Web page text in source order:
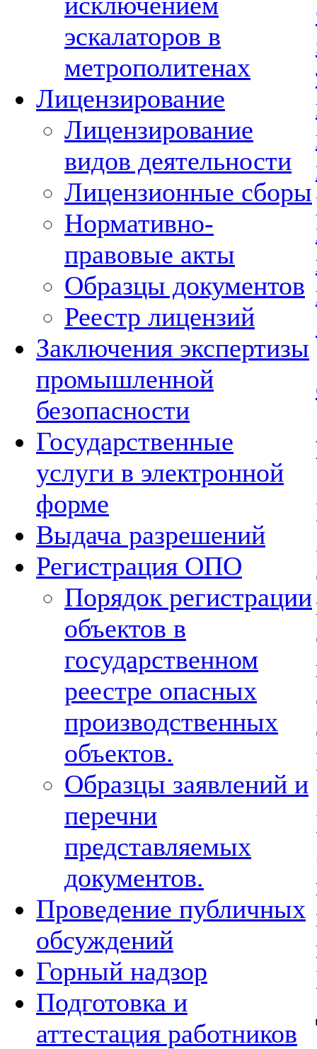
эскалаторов в
метрополитенах
Лицензирование
Лицензирование
видов деятельности
Лицензионные сборы
Нормативно-
правовые акты
Образцы документов
Реестр лицензий
Заключения экспертизы
промышленной
безопасности
Государственные
услуги в электронной
форме
Выдача разрешений
Регистрация ОПО
Порядок регистрации
объектов в
государственном
реестре опасных
производственных
объектов.
Образцы заявлений и
перечни
представляемых
документов.
Проведение публичных
обсуждений
Горный надзор
Подготовка и
аттестация работников